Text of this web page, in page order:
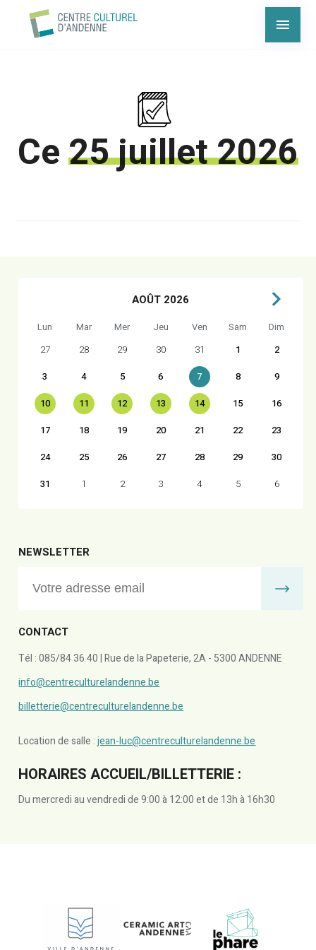
Ce25 juillet 2026
AOÛT 2026
Lun Mar Mer Jeu Ven Sam
Dim
27
28 29 30 31 1
2
3
4 5 6 7 8
9
10
11 12 13 14 15
16
17
18 19 20 21 22
23
24
25 26 27 28 29
30
31
1 2 3 4 5 6
NEWSLETTER
CONTACT
Tél : 085/84 36 40 | Rue de la Papeterie, 2A - 5300 ANDENNE
info@centreculturelandenne.be
billetterie@centreculturelandenne.be
Location de salle :jean-luc@centreculturelandenne.be
HORAIRES ACCUEIL/BILLETTERIE :
Du mercredi au vendredi de 9:00 à 12:00 et de 13h à 16h30